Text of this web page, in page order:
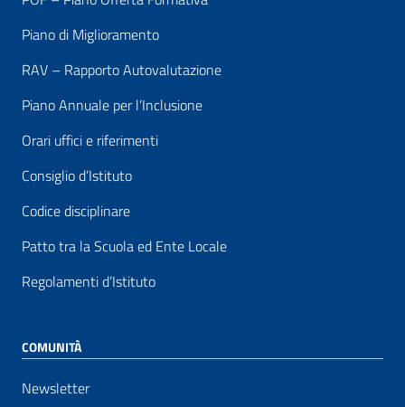
Piano di Miglioramento
RAV – Rapporto Autovalutazione
Piano Annuale per l’Inclusione
Orari uffici e riferimenti
Consiglio d’Istituto
Codice disciplinare
Patto tra la Scuola ed Ente Locale
Regolamenti d’Istituto
COMUNITÀ
Newsletter